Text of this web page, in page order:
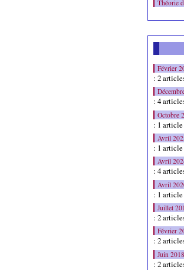
Théorie
Février
: 2
: 4
Octobre
: 1 article
Avril
: 1 article
Avril
: 4
Avril
: 1 article
Juillet
: 2
Février
: 2
Juin 2018
: 2